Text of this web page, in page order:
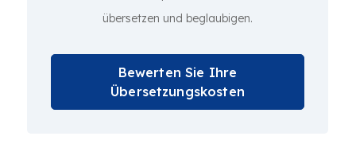
übersetzen und beglaubigen.
Bewerten Sie Ihre
Übersetzungskosten